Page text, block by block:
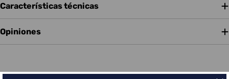
Características técnicas
Opiniones